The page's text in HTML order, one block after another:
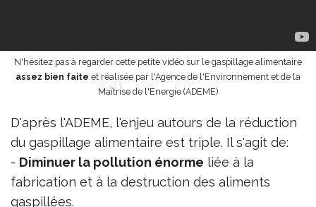
N'hésitez pas à regarder cette petite vidéo sur le gaspillage alimentaire
assez bien faite et réalisée par l'Agence de l'Environnement et de la
Maîtrise de l'Energie (ADEME)
D'après l'ADEME, l'enjeu autours de la réduction
du gaspillage alimentaire est triple. Il s'agit de:
- Diminuer la pollution énorme liée à la
fabrication et à la destruction des aliments
gaspillées.